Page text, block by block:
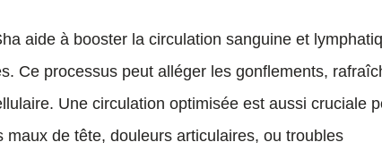
aide à booster la circulation sanguine et
Ce processus peut alléger les gonflements,
Une circulation optimisée est aussi cruciale
de tête, douleurs articulaires, ou troubles